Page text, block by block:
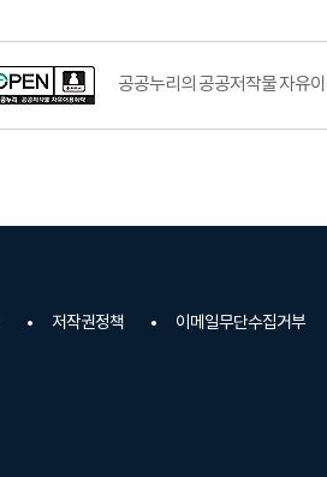
공공누리의 공공저작물 자유
저작권정책 이메일무단수집거부